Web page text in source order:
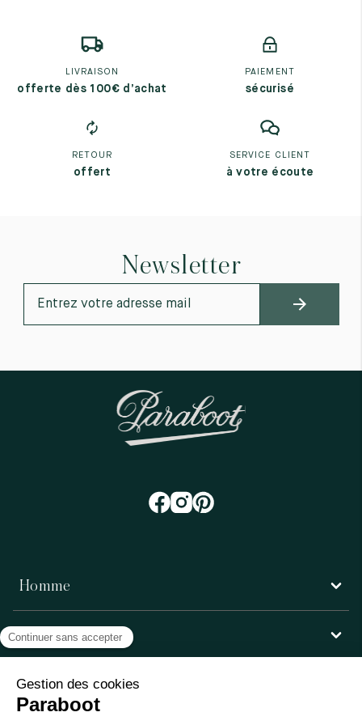
LIVRAISON
offerte dès 100€ d’achat
PAIEMENT
sécurisé
RETOUR
offert
SERVICE CLIENT
à votre écoute
Newsletter
Homme
Femme
Service client